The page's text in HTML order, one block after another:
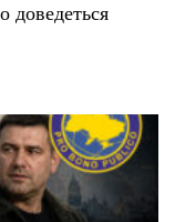
доведеться